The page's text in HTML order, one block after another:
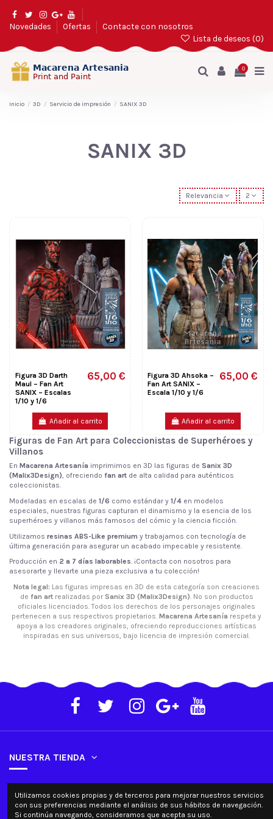
Novedades Ofertas
Contacte con nosotros
Lista de deseos (0)
0
Inicio 3D Servicio de impresión SANIX 3D
SANIX 3D
Relevancia 2
Figura 3D Darth
Maul – Fan Art
SANIX – Escalas
1/10 y 1/6
65,00 €
Añadir al carrito
Figura 3D Ahsoka –
Fan Art SANIX –
Escala 1/10 y 1/6
65,00 €
Añadir al carrito
Figuras de Fan Art para Coleccionistas de Superhéroes y
Villanos
En Macarena Artesanía imprimimos en 3D las figuras de Sanix 3D
(Malix3Design), ofreciendo fan art de alta calidad para auténticos
coleccionistas.
Modeladas en escalas de 1/6 como estándar y 1/4 en modelos
especiales, nuestras figuras capturan el dinamismo y la esencia de los
superhéroes y villanos más famosos del cómic y la ciencia ficción.
Utilizamos resinas ABS-Like premium y trabajamos con tecnología de
última generación para asegurar un acabado impecable y resistente.
Producción en 2 a 7 días laborables. ¡Contacta con nosotros para
asesorarte y llevarte una pieza exclusiva a tu colección!
Nota legal: Las figuras impresas en 3D de esta categoría son creaciones
de fan artrealizadas por Sanix 3D (Malix3Design) . No son productos
oficiales licenciados. Todos los derechos de los personajes originales
pertenecen a sus respectivos propietarios. Macarena Artesanía respeta y
apoya a los creadores originales, ofreciendo reproducciones artísticas
inspiradas en sus universos, bajo licencia de impresión comercial.
NUESTRA TIENDA
Utilizamos cookies propias y de terceros para mejorar nuestros servicios
con sus preferencias mediante el análisis de sus hábitos de navegación.
Si continúa navegando, consideramos que acepta su uso.